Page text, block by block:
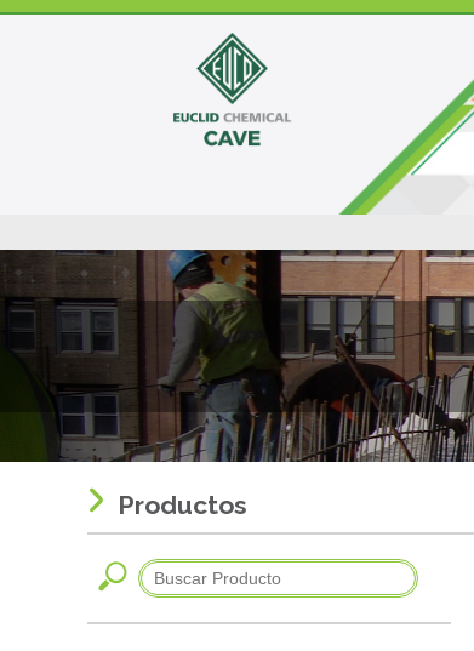
Productos